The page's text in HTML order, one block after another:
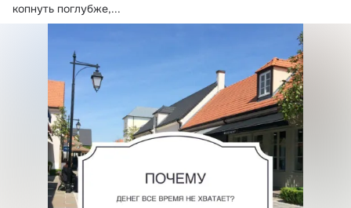
копнуть поглубже,...